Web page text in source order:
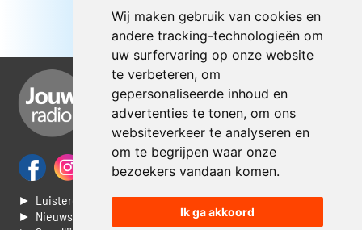
Wij maken gebruik van cookies en
andere tracking-technologieën om
uw surfervaring op onze website
te verbeteren, om
gepersonaliseerde inhoud en
advertenties te tonen, om ons
websiteverkeer te analyseren en
om te begrijpen waar onze
bezoekers vandaan komen.
Ik ga akkoord
► Luisteren naar Jouwradio
► Nieuws